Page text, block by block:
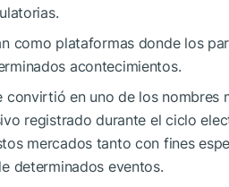
como plataformas donde los
acontecimientos.
en uno de los nombres
registrado durante el ciclo
mercados tanto con fines
determinados eventos.